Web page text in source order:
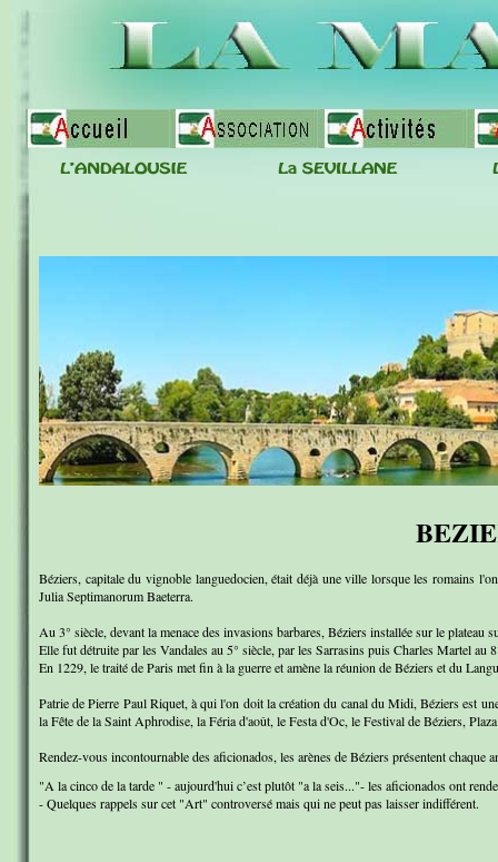
Béziers, capitale du vignoble languedocien, était déjà une ville lorsque les romains
Julia Septimanorum Baeterra.
Au 3° siècle, devant la menace des invasions barbares, Béziers installée sur le
Elle fut détruite par les Vandales au 5° siècle, par les Sarrasins puis Charles Martel
En 1229, le traité de Paris met fin à la guerre et amène la réunion de Béziers et du
Patrie de Pierre Paul Riquet, à qui l'on doit la création du canal du Midi, Béziers est
la Fête de la Saint Aphrodise, la Féria d'août, le Festa d'Oc, le Festival de Béziers,
Rendez-vous incontournable des aficionados, les arènes de Béziers présentent
"A la cinco de la tarde " - aujourd'hui c’est plutôt "a la seis..."- les aficionados ont
- Quelques rappels sur cet "Art" controversé mais qui ne peut pas laisser indifférent.